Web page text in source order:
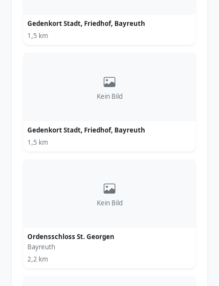
Gedenkort Stadt, Friedhof, Bayreuth
1,5 km
Kein Bild
Gedenkort Stadt, Friedhof, Bayreuth
1,5 km
Kein Bild
Ordensschloss St. Georgen
Bayreuth
2,2 km